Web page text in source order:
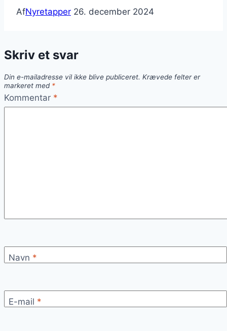
AfNyretapper 26. december 2024
Skriv et svar
Din e-mailadresse vil ikke blive publiceret. Krævede felter er
markeret med *
Kommentar *
Navn *
E-mail *